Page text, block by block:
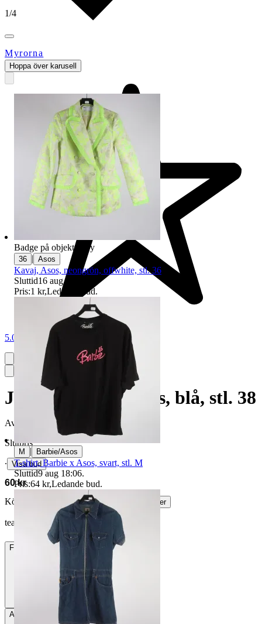
1/4
Myrorna
5.0
Jeansklänning, Asos, blå, stl. 38
Avslutad
14 jun 21:35
Slutpris
∙ Visa bud
60 kr
Köparskydd är valfritt hos företag.
Läs mer
teadetlof vann auktionen
Frakt
Avhämtning Stockholm, Sverige
Hoppa över karusell
Badge på objektet: Ny
36 | Asos
Kavaj, Asos, neongrön, offwhite, stl. 36
Sluttid16 aug 19:06
Pris:1 kr,Ledande bud.
M | Barbie/Asos
T-shirt, Barbie x Asos, svart, stl. M
Sluttid9 aug 18:06.
Pris:64 kr,Ledande bud.